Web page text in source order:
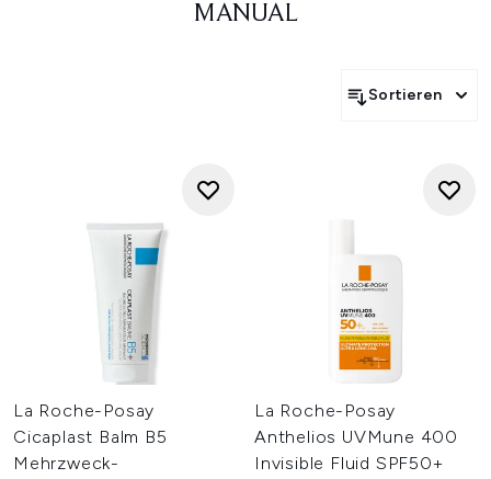
MANUAL
Sortieren
La Roche-Posay
Cicaplast Balm B5
Mehrzweck-
La Roche-Posay
Anthelios UVMune 400
Invisible Fluid SPF50+